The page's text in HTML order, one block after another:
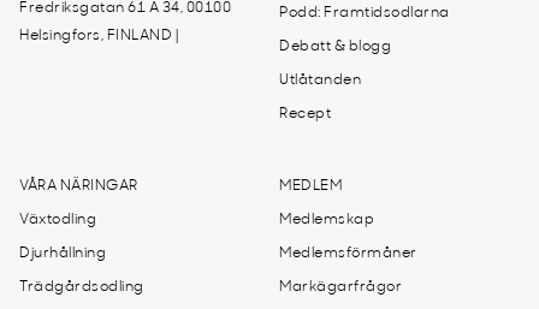
Fredriksgatan 61 A 34, 00100
Helsingfors, FINLAND |
Podd: Framtidsodlarna
Debatt & blogg
Utlåtanden
Recept
VÅRA NÄRINGAR
Växtodling
Djurhållning
Trädgårdsodling
MEDLEM
Medlemskap
Medlemsförmåner
Markägarfrågor